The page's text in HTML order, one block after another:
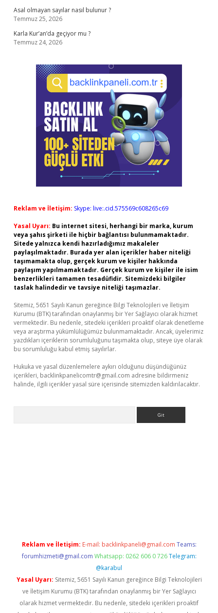
Asal olmayan sayılar nasıl bulunur ?
Temmuz 25, 2026
Karla Kur’an’da geçiyor mu ?
Temmuz 24, 2026
Reklam ve İletişim: Skype: live:.cid.575569c608265c69
Yasal Uyarı: Bu internet sitesi, herhangi bir marka, kurum
veya şahıs şirketi ile hiçbir bağlantısı bulunmamaktadır.
Sitede yalnızca kendi hazırladığımız makaleler
paylaşılmaktadır. Burada yer alan içerikler haber niteliği
taşımamakta olup, gerçek kurum ve kişiler hakkında
paylaşım yapılmamaktadır. Gerçek kurum ve kişiler ile isim
benzerlikleri tamamen tesadüfidir. Sitemizdeki bilgiler
taslak halindedir ve tavsiye niteliği taşımazlar.
Sitemiz, 5651 Sayılı Kanun gereğince Bilgi Teknolojileri ve İletişim
Kurumu (BTK) tarafından onaylanmış bir Yer Sağlayıcı olarak hizmet
vermektedir. Bu nedenle, sitedeki içerikleri proaktif olarak denetleme
veya araştırma yükümlülüğümüz bulunmamaktadır. Ancak, üyelerimiz
yazdıkları içeriklerin sorumluluğunu taşımakta olup, siteye üye olarak
bu sorumluluğu kabul etmiş sayılırlar.
Hukuka ve yasal düzenlemelere aykırı olduğunu düşündüğünüz
içerikleri, backlinkpanelicomtr@gmail.com adresine bildirmeniz
halinde, ilgili içerikler yasal süre içerisinde sitemizden kaldırılacaktır.
Reklam ve İletişim: E-mail: backlinkpaneli@gmail.com Teams:
forumhizmeti@gmail.com Whatsapp: 0262 606 0 726 Telegram:
@karabul
Yasal Uyarı: Sitemiz, 5651 Sayılı Kanun gereğince Bilgi Teknolojileri
ve İletişim Kurumu (BTK) tarafından onaylanmış bir Yer Sağlayıcı
olarak hizmet vermektedir. Bu nedenle, sitedeki içerikleri proaktif